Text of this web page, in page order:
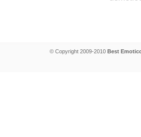
© Copyright 2009-2010 Best